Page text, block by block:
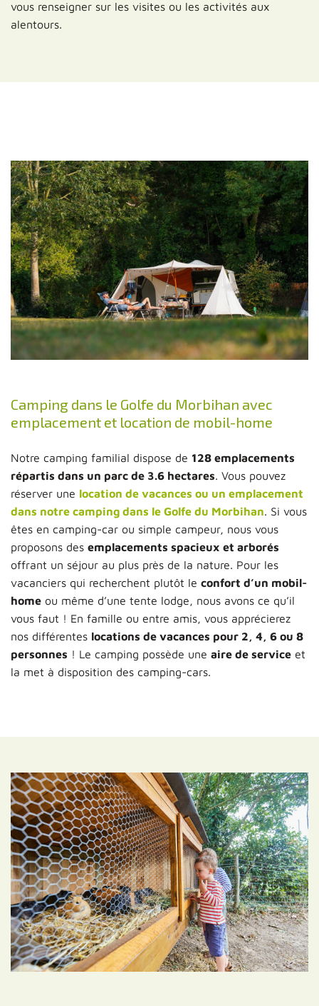
vous renseigner sur les visites ou les activités aux
alentours.
Camping dans le Golfe du Morbihan avec
emplacement et location de mobil-home
Notre camping familial dispose de 128 emplacements
répartis dans un parc de 3.6 hectares. Vous pouvez
réserver une location de vacances ou un emplacement
dans notre camping dans le Golfe du Morbihan. Si vous
êtes en camping-car ou simple campeur, nous vous
proposons des emplacements spacieux et arborés
offrant un séjour au plus près de la nature. Pour les
vacanciers qui recherchent plutôt le confort d’un mobil-
homeou même d’une tente lodge, nous avons ce qu’il
vous faut ! En famille ou entre amis, vous apprécierez
nos différentes locations de vacances pour 2, 4, 6 ou 8
personnes ! Le camping possède une aire de serviceet
la met à disposition des camping-cars.